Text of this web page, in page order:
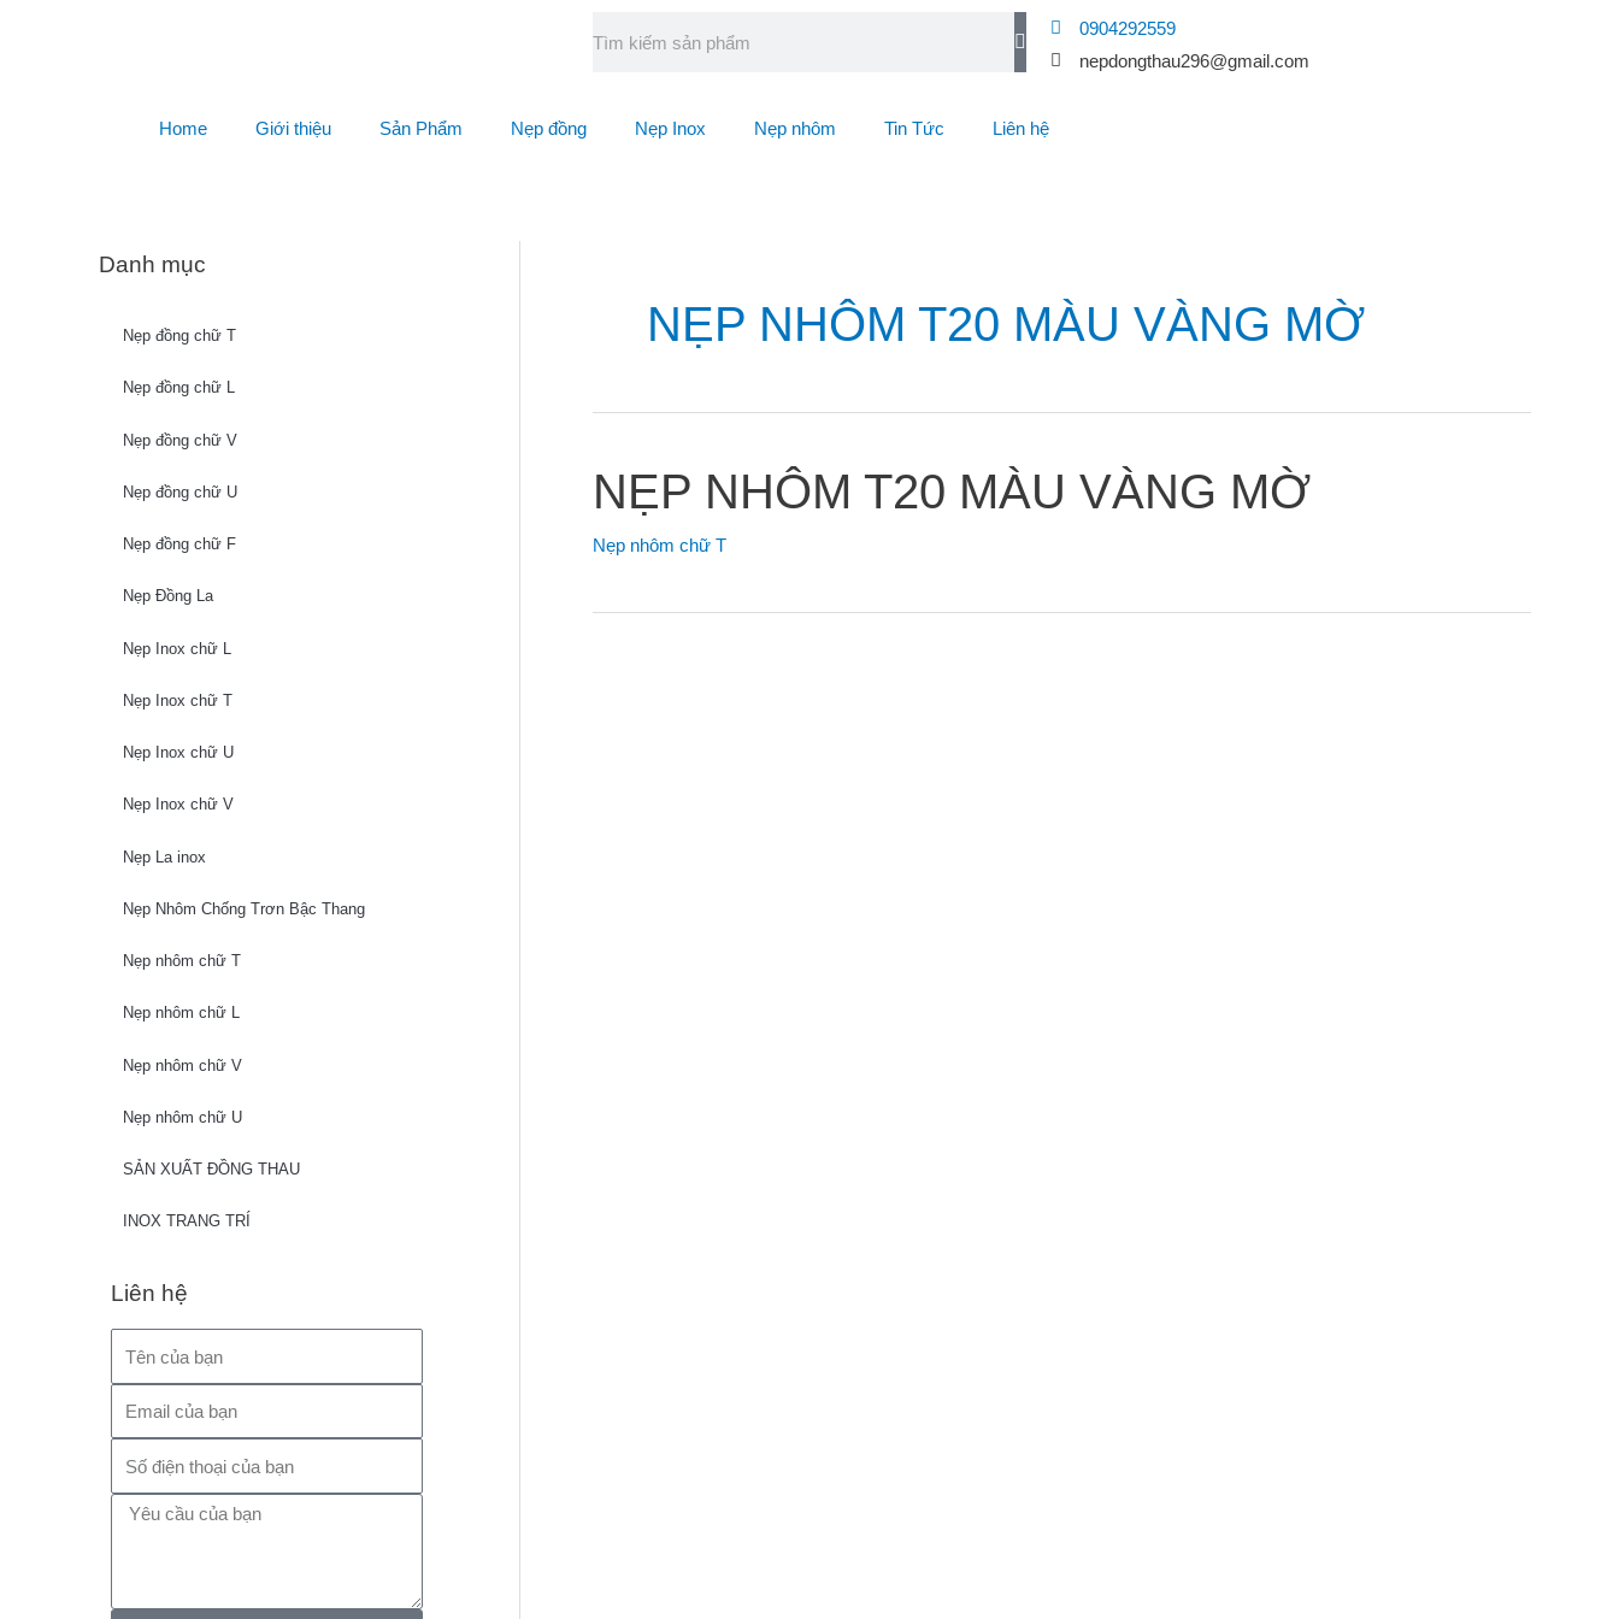
0904292559
nepdongthau296@gmail.com
Home Giới thiệu Sản Phẩm Nẹp đồng Nẹp Inox Nẹp nhôm Tin Tức Liên hệ
Danh mục
Nẹp đồng chữ T
Nẹp đồng chữ L
Nẹp đồng chữ V
Nẹp đồng chữ U
Nẹp đồng chữ F
Nẹp Đồng La
Nẹp Inox chữ L
Nẹp Inox chữ T
Nẹp Inox chữ U
Nẹp Inox chữ V
Nẹp La inox
Nẹp Nhôm Chống Trơn Bậc Thang
Nẹp nhôm chữ T
Nẹp nhôm chữ L
Nẹp nhôm chữ V
Nẹp nhôm chữ U
SẢN XUẤT ĐỒNG THAU
INOX TRANG TRÍ
Liên hệ
NẸP NHÔM T20 MÀU VÀNG MỜ
NẸP NHÔM T20 MÀU VÀNG MỜ
Nẹp nhôm chữ T